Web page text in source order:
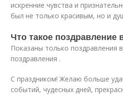
искренние чувства и
был не только красивым, но и
Что такое поздравление
Показаны только поздравления
поздравления .
С праздником! Желаю больше
событий, чудесных дней,